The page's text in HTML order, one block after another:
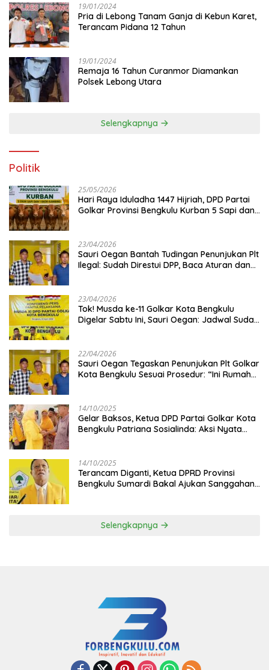
19/01/2024
Pria di Lebong Tanam Ganja di Kebun Karet,
Terancam Pidana 12 Tahun
19/01/2024
Remaja 16 Tahun Curanmor Diamankan
Polsek Lebong Utara
Selengkapnya
Politik
25/05/2026
Hari Raya Iduladha 1447 Hijriah, DPD Partai
Golkar Provinsi Bengkulu Kurban 5 Sapi dan 1
23/04/2026
Sauri Oegan Bantah Tudingan Penunjukan Plt
Ilegal: Sudah Direstui DPP, Baca Aturan dan
23/04/2026
‎Tok! Musda ke-11 Golkar Kota Bengkulu
Digelar Sabtu Ini, Sauri Oegan: Jadwal Sudah
22/04/2026
Sauri Oegan Tegaskan Penunjukan Plt Golkar
Kota Bengkulu Sesuai Prosedur: “Ini Rumah
14/10/2025
‎Gelar Baksos, Ketua DPD Partai Golkar Kota
Bengkulu Patriana Sosialinda: Aksi Nyata
14/10/2025
Terancam Diganti, Ketua DPRD Provinsi
Bengkulu Sumardi Bakal Ajukan Sanggahan
Selengkapnya